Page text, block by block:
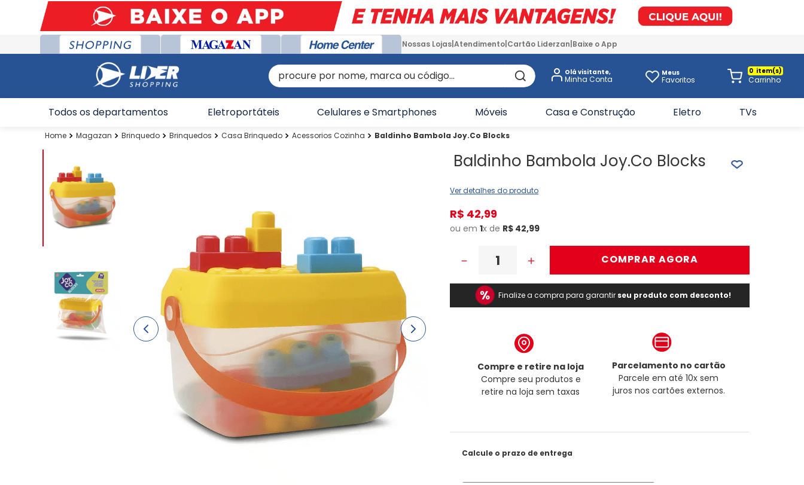
Nossas Lojas Atendimento Cartão Liderzan Baixe o App
procure por nome, marca ou código... Olá visitante, Meus
Favoritos
0
Todos os departamentos Eletroportáteis Celulares e Smartphones Móveis Casa e Construção Eletro TVs
Magazan Brinquedo Brinquedos Casa Brinquedo Acessorios Cozinha Baldinho Bambola Joy.Co Blocks
Baldinho Bambola Joy.Co Blocks
Ver detalhes do produto
R$ 42,99
ou em1x de R$ 42,99
＋
－ COMPRAR AGORA
Finalize a compra para garantir seu produto com desconto!
Compre e retire na loja
Compre seu produtos e
retire na loja sem taxas
Parcelamento no cartão
Parcele em até 10x sem
juros nos cartões externos.